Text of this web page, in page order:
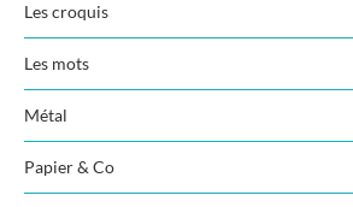
Les croquis
Les mots
Métal
Papier & Co